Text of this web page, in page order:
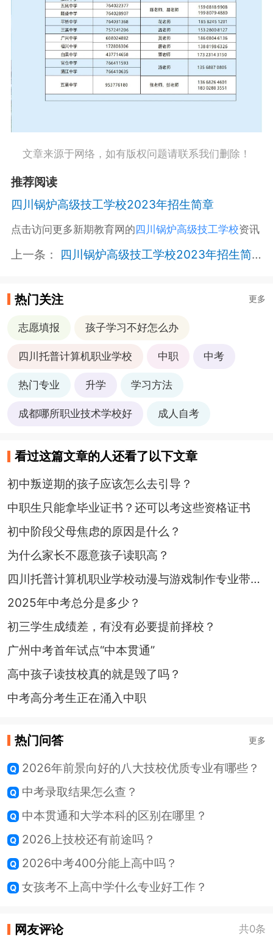
文章来源于网络，如有版权问题请联系我们删除！
推荐阅读
四川锅炉高级技工学校2023年招生简章
点击访问更多新期教育网的四川锅炉高级技工学校资讯
上一条： 四川锅炉高级技工学校2023年招生简章
热门关注 更多
志愿填报 孩子学习不好怎么办
四川托普计算机职业学校 中职 中考
热门专业 升学 学习方法
成都哪所职业技术学校好 成人自考
看过这篇文章的人还看了以下文章
初中叛逆期的孩子应该怎么去引导？
中职生只能拿毕业证书？还可以考这些资格证书
初中阶段父母焦虑的原因是什么？
为什么家长不愿意孩子读职高？
四川托普计算机职业学校动漫与游戏制作专业带你实现“动漫梦”
2025年中考总分是多少？
初三学生成绩差，有没有必要提前择校？
广州中考首年试点“中本贯通”
高中孩子读技校真的就是毁了吗？
中考高分考生正在涌入中职
热门问答 更多
2026年前景向好的八大技校优质专业有哪些？
中考录取结果怎么查？
中本贯通和大学本科的区别在哪里？
2026上技校还有前途吗？
2026中考400分能上高中吗？
女孩考不上高中学什么专业好工作？
网友评论 共0条